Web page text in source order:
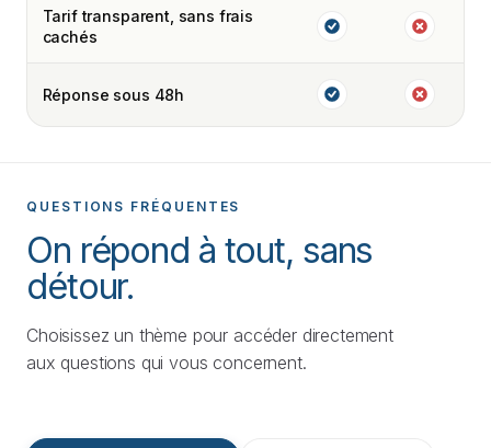
Tarif transparent, sans frais
cachés
Réponse sous 48h
QUESTIONS FRÉQUENTES
On répond à tout, sans
détour.
Choisissez un thème pour accéder directement
aux questions qui vous concernent.